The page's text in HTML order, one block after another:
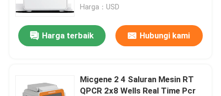
Harga：USD
Harga terbaik Hubungi kami
Micgene 2 4 Saluran Mesin RT
QPCR 2x8 Wells Real Time Pcr